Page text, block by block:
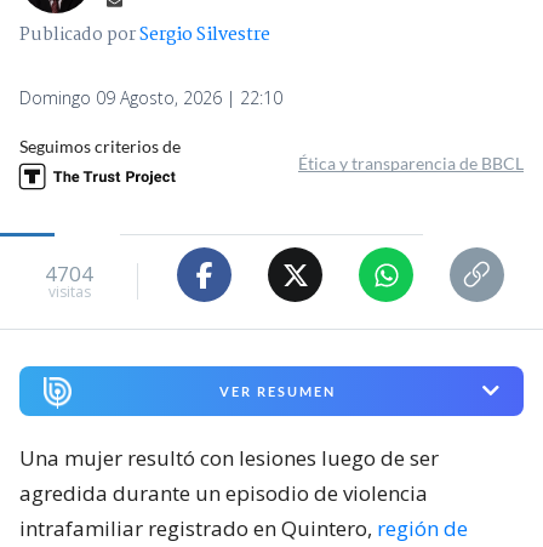
Publicado porSergio Silvestre
Domingo 09 Agosto, 2026 | 22:10
Seguimos criterios de
Ética y transparencia de BBCL
4704
visitas
VER RESUMEN
Una mujer resultó con lesiones luego de ser
agredida durante un episodio de violencia
intrafamiliar registrado en Quintero, región de